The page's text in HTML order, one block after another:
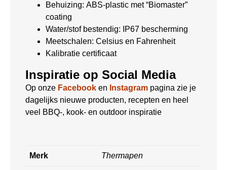
Behuizing: ABS-plastic met “Biomaster”
coating
Water/stof bestendig: IP67 bescherming
Meetschalen: Celsius en Fahrenheit
Kalibratie certificaat
Inspiratie op Social Media
Op onze Facebook en Instagram pagina zie je
dagelijks nieuwe producten, recepten en heel
veel BBQ-, kook- en outdoor inspiratie
Merk Thermapen